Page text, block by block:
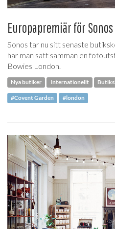
Europapremiär för
Sonos tar nu sitt senaste
har man satt samman en
Bowies London.
Nya butiker Internationellt
#Covent Garden #london